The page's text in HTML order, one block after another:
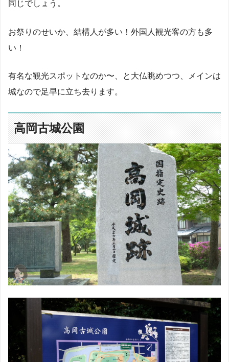
同じでしょう。
お祭りのせいか、結構人が多い！外国人観光客の方も多
い！
有名な観光スポットなのか〜、と大仏眺めつつ、メインは
城なので足早に立ち去ります。
高岡古城公園